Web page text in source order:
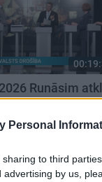
Personal
to third
by us,
Runāsim